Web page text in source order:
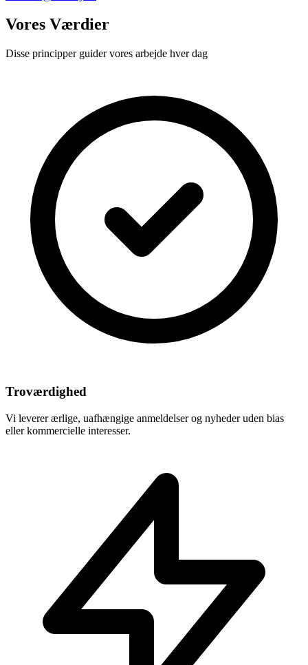
Vores Værdier
Disse principper guider vores arbejde hver dag
Troværdighed
Vi leverer ærlige, uafhængige anmeldelser og nyheder uden bias
eller kommercielle interesser.